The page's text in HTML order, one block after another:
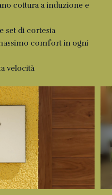
cottura a induzione e
set di cortesia
comfort in ogni
velocità